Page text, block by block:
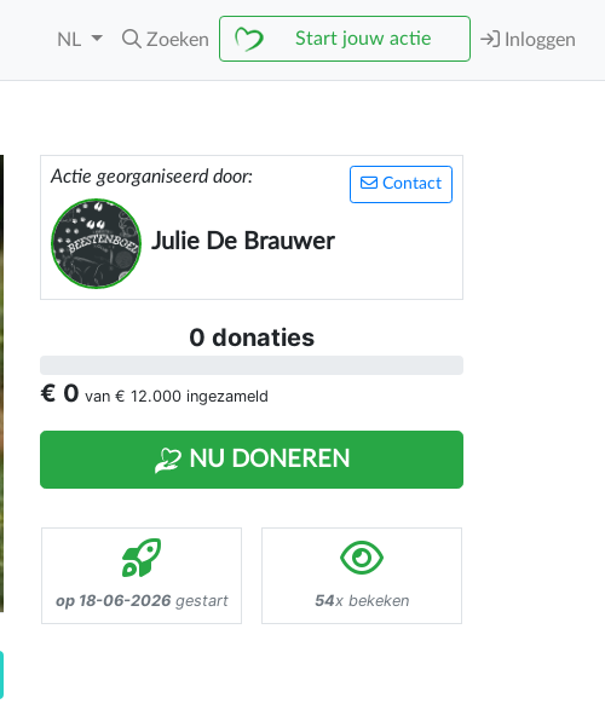
NL Zoeken Start jouw actie Inloggen
Contact
Actie georganiseerd door:
Julie De Brauwer
0 donaties
€ 0 van € 12.000 ingezameld
NU DONEREN
op 18-06-2026gestart 54x bekeken